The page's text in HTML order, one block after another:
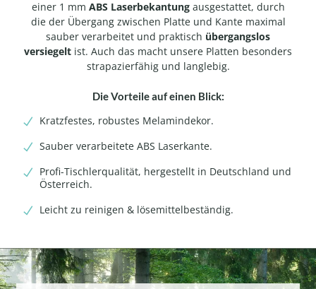
einer 1 mm ABS Laserbekantungausgestattet, durch
die der Übergang zwischen Platte und Kante maximal
sauber verarbeitet und praktisch übergangslos
versiegelt ist. Auch das macht unsere Platten besonders
strapazierfähig und langlebig.
Die Vorteile auf einen Blick:
Kratzfestes, robustes Melamindekor.
Sauber verarbeitete ABS Laserkante.
Profi-Tischlerqualität, hergestellt in Deutschland und
Österreich.
Leicht zu reinigen & lösemittelbeständig.